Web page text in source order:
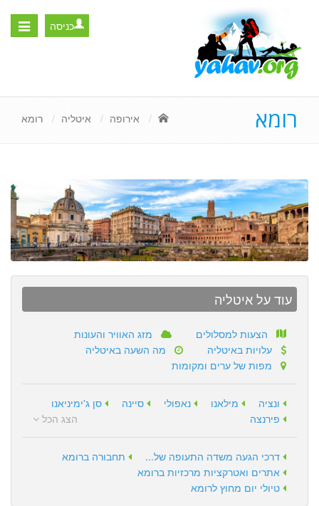
Toggle
כניסה
רומא אירופה איטליה רומא
עוד על איטליה
הצעות למסלולים
מזג האוויר והעונות
עלויות באיטליה
מה השעה באיטליה
מפות של ערים ומקומות
ונציה מילאנו נאפולי סיינה
סן ג'ימיניאנו
פירנצה
הצג הכל
דרכי הגעה משדה התעופה של...
תחבורה ברומא
אתרים ואטרקציות מרכזיות ברומא
טיולי יום מחוץ לרומא